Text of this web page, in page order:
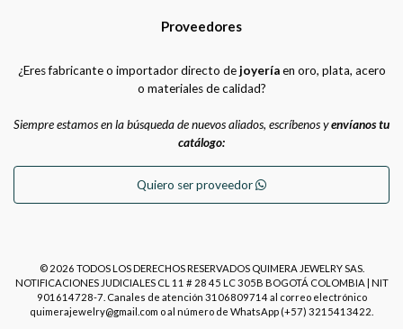
Proveedores
¿Eres fabricante o importador directo dejoyeríaen oro, plata, acero
o materiales de calidad?
Siempre estamos en la búsqueda de nuevos aliados, escríbenos yenvíanos tu
catálogo:
Quiero ser proveedor
© 2026 TODOS LOS DERECHOS RESERVADOS QUIMERA JEWELRY SAS.
NOTIFICACIONES JUDICIALES CL 11 # 28 45 LC 305B BOGOTÁ COLOMBIA | NIT
901614728-7. Canales de atención 3106809714 al correo electrónico
quimerajewelry@gmail.com o al número de WhatsApp (+57) 3215413422.